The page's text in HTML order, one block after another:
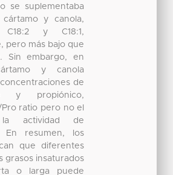
se suplementaba
y canola,
C18:2 y C18:1,
pero más bajo que
Sin embargo, en
y canola
de
y propiónico,
ratio pero no el
actividad de
En resumen, los
que diferentes
grasos insaturados
o larga puede